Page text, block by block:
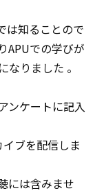
は知ることので
APUでの学びが
りました 。
ンケートに記入
ブを配信しま
には含みませ